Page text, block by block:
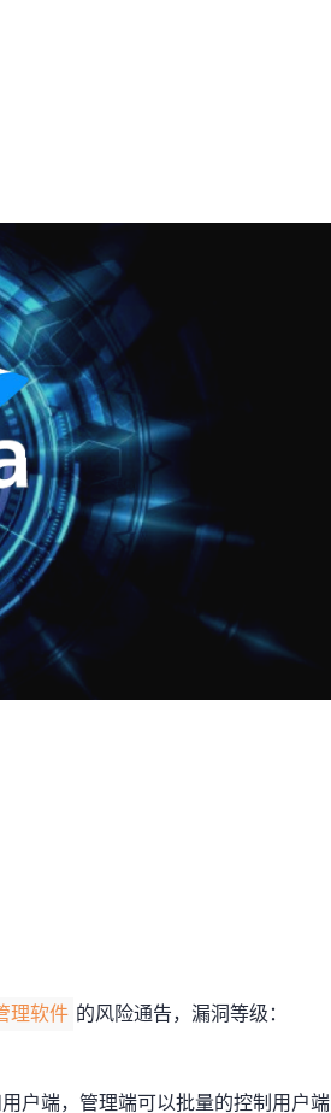
理软件 的风险通告，漏洞等级：
户端，管理端可以批量的控制用户端